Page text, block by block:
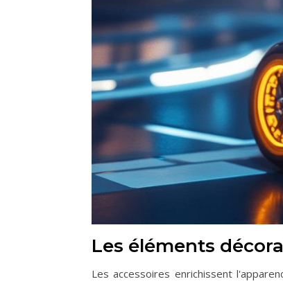
Les éléments
Les accessoires enrichissent